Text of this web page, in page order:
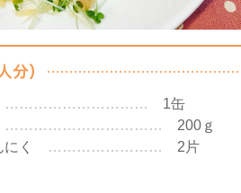
…………………………
1缶
……………………………
200ｇ
にく
…………………… 2片